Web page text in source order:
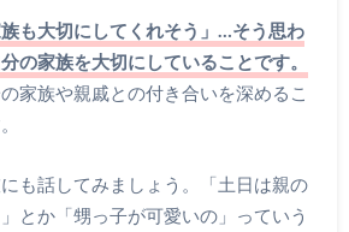
族も大切にしてくれそう」…そう思わ
の家族を大切にしていることです。
家族や親戚との付き合いを深めるこ
も話してみましょう。「土日は親の
とか「甥っ子が可愛いの」っていう